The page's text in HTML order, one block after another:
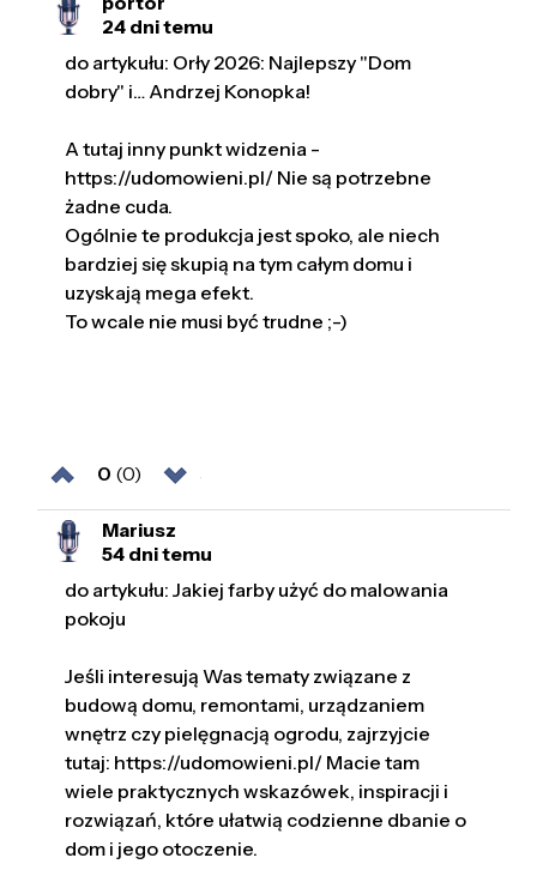
24 dni temu
do artykułu: Orły 2026: Najlepszy "Dom
dobry" i… Andrzej Konopka!
A tutaj inny punkt widzenia -
https://udomowieni.pl/ Nie są potrzebne
żadne cuda.
Ogólnie te produkcja jest spoko, ale niech
bardziej się skupią na tym całym domu i
uzyskają mega efekt.
To wcale nie musi być trudne ;-)
0 (0)
Mariusz
54 dni temu
do artykułu: Jakiej farby użyć do malowania
pokoju
Jeśli interesują Was tematy związane z
budową domu, remontami, urządzaniem
wnętrz czy pielęgnacją ogrodu, zajrzyjcie
tutaj: https://udomowieni.pl/ Macie tam
wiele praktycznych wskazówek, inspiracji i
rozwiązań, które ułatwią codzienne dbanie o
dom i jego otoczenie.